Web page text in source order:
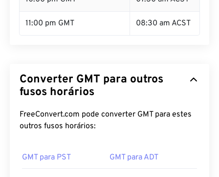
11:00 pm GMT 08:30 am ACST
Converter GMT para outros
fusos horários
FreeConvert.com pode converter GMT para estes
outros fusos horários:
GMT para PST GMT para ADT